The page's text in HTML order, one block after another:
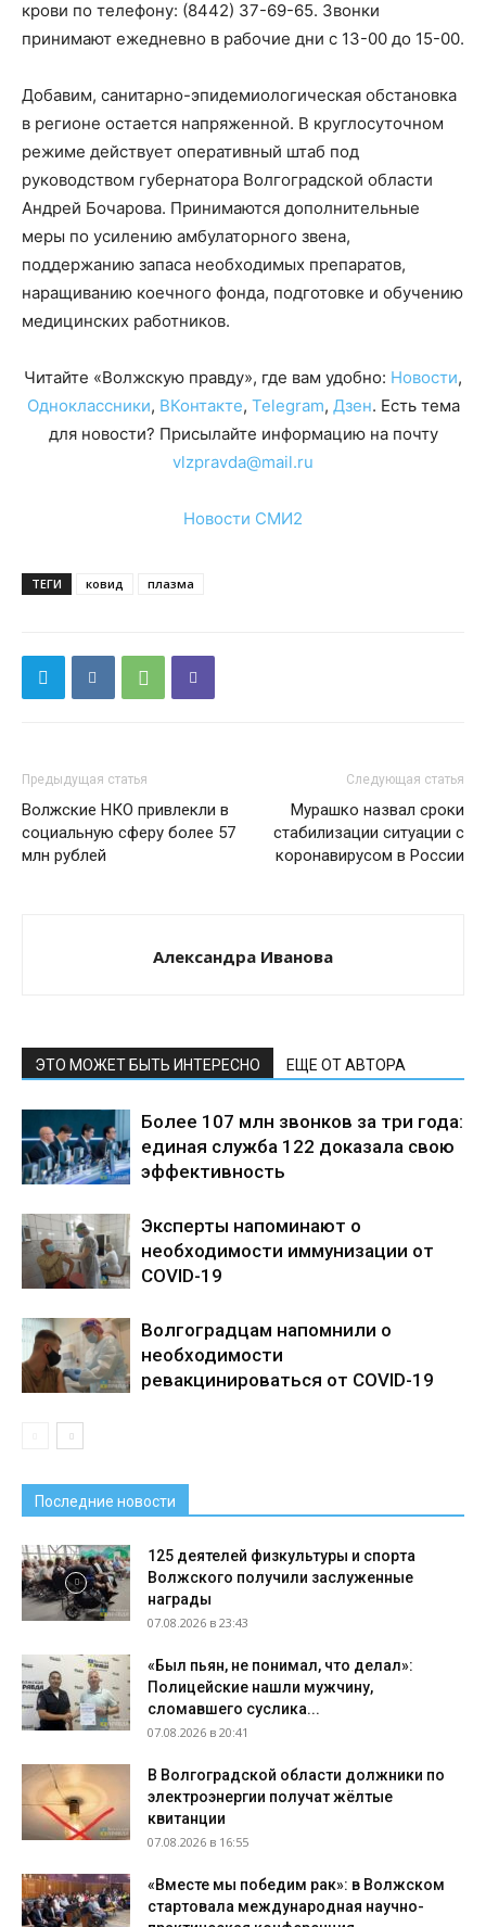
крови по телефону: (8442) 37-69-65. Звонки
принимают ежедневно в рабочие дни с 13-00 до 15-00.
Добавим, санитарно-эпидемиологическая обстановка
в регионе остается напряженной. В круглосуточном
режиме действует оперативный штаб под
руководством губернатора Волгоградской области
Андрей Бочарова. Принимаются дополнительные
меры по усилению амбулаторного звена,
поддержанию запаса необходимых препаратов,
наращиванию коечного фонда, подготовке и обучению
медицинских работников.
Читайте «Волжскую правду», где вам удобно: Новости,
Одноклассники, ВКонтакте, Telegram, Дзен. Есть тема
для новости? Присылайте информацию на почту
vlzpravda@mail.ru
Новости СМИ2
ТЕГИ ковид плазма
Предыдущая статья
Волжские НКО привлекли в
социальную сферу более 57
млн рублей
Следующая статья
Мурашко назвал сроки
стабилизации ситуации с
коронавирусом в России
Александра Иванова
ЭТО МОЖЕТ БЫТЬ ИНТЕРЕСНО ЕЩЕ ОТ АВТОРА
Более 107 млн звонков за три года:
единая служба 122 доказала свою
эффективность
Эксперты напоминают о
необходимости иммунизации от
COVID-19
Волгоградцам напомнили о
необходимости
ревакцинироваться от COVID-19
Последние новости
125 деятелей физкультуры и спорта
Волжского получили заслуженные
награды
07.08.2026 в 23:43
«Был пьян, не понимал, что делал»:
Полицейские нашли мужчину,
сломавшего суслика...
07.08.2026 в 20:41
В Волгоградской области должники по
электроэнергии получат жёлтые
квитанции
07.08.2026 в 16:55
«Вместе мы победим рак»: в Волжском
стартовала международная научно-